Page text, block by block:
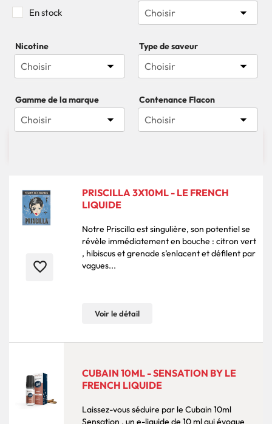
En stock Choisir 
Nicotine
Choisir 
Type de saveur
Choisir 
Gamme de la marque
Choisir 
Contenance Flacon
Choisir 
favorite_border
PRISCILLA 3X10ML - LE FRENCH
LIQUIDE
Notre Priscilla est singulière, son potentiel se
révèle immédiatement en bouche : citron vert
, hibiscus et grenade s’enlacent et défilent par
vagues...
Voir le détail
CUBAIN 10ML - SENSATION BY LE
FRENCH LIQUIDE
Laissez-vous séduire par le Cubain 10ml
Sensation , un e-liquide de 10 ml qui évoque